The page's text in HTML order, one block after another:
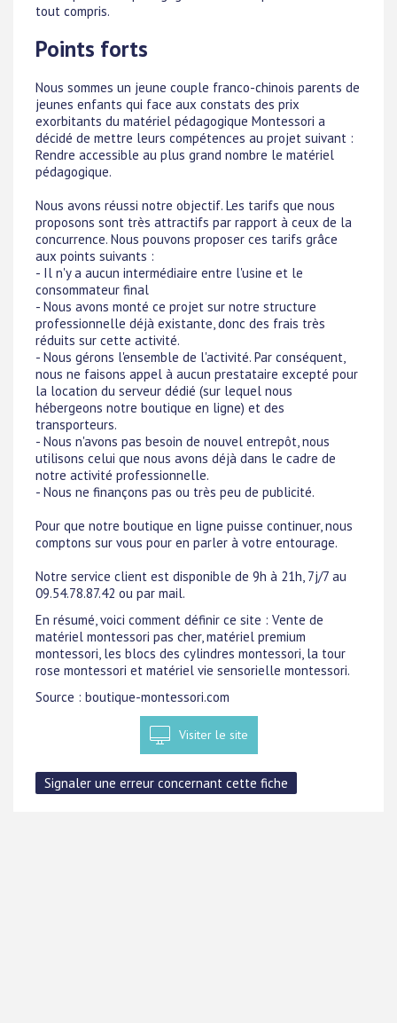
tout compris.
Points forts
Nous sommes un jeune couple franco-chinois parents de
jeunes enfants qui face aux constats des prix
exorbitants du matériel pédagogique Montessori a
décidé de mettre leurs compétences au projet suivant :
Rendre accessible au plus grand nombre le matériel
pédagogique.
Nous avons réussi notre objectif. Les tarifs que nous
proposons sont très attractifs par rapport à ceux de la
concurrence. Nous pouvons proposer ces tarifs grâce
aux points suivants :
- Il n'y a aucun intermédiaire entre l'usine et le
consommateur final
- Nous avons monté ce projet sur notre structure
professionnelle déjà existante, donc des frais très
réduits sur cette activité.
- Nous gérons l'ensemble de l'activité. Par conséquent,
nous ne faisons appel à aucun prestataire excepté pour
la location du serveur dédié (sur lequel nous
hébergeons notre boutique en ligne) et des
transporteurs.
- Nous n'avons pas besoin de nouvel entrepôt, nous
utilisons celui que nous avons déjà dans le cadre de
notre activité professionnelle.
- Nous ne finançons pas ou très peu de publicité.
Pour que notre boutique en ligne puisse continuer, nous
comptons sur vous pour en parler à votre entourage.
Notre service client est disponible de 9h à 21h, 7j/7 au
09.54.78.87.42 ou par mail.
En résumé, voici comment définir ce site : Vente de
matériel montessori pas cher, matériel premium
montessori, les blocs des cylindres montessori, la tour
rose montessori et matériel vie sensorielle montessori.
Source : boutique-montessori.com
Visiter le site